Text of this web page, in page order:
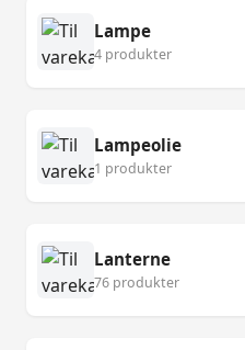
Lampe
4 produkter
Lampeolie
1 produkter
Lanterne
76 produkter